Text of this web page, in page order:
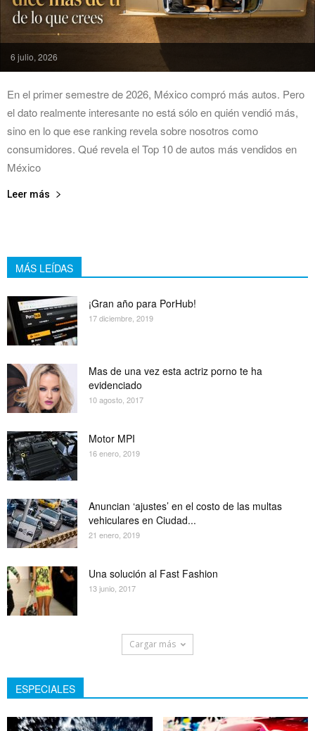
6 julio, 2026
En el primer semestre de 2026, México compró más autos. Pero
el dato realmente interesante no está sólo en quién vendió más,
sino en lo que ese ranking revela sobre nosotros como
consumidores. Qué revela el Top 10 de autos más vendidos en
México
Leer más
MÁS LEÍDAS
¡Gran año para PorHub!
17 diciembre, 2019
Mas de una vez esta actriz porno te ha
evidenciado
10 agosto, 2017
Motor MPI
16 enero, 2019
Anuncian ‘ajustes’ en el costo de las multas
vehiculares en Ciudad...
21 enero, 2019
Una solución al Fast Fashion
13 junio, 2017
Cargar más
ESPECIALES